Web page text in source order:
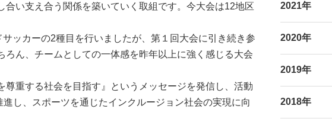
い支え合う関係を築いていく取組です。今大会は12地区
ッカーの2種目を行いましたが、第１回大会に引き続き参
ん、チームとしての一体感を昨年以上に強く感じる大会
重する社会を目指す』というメッセージを発信し、活動
進し、スポーツを通じたインクルージョン社会の実現に向
2021年
2020年
2019年
2018年